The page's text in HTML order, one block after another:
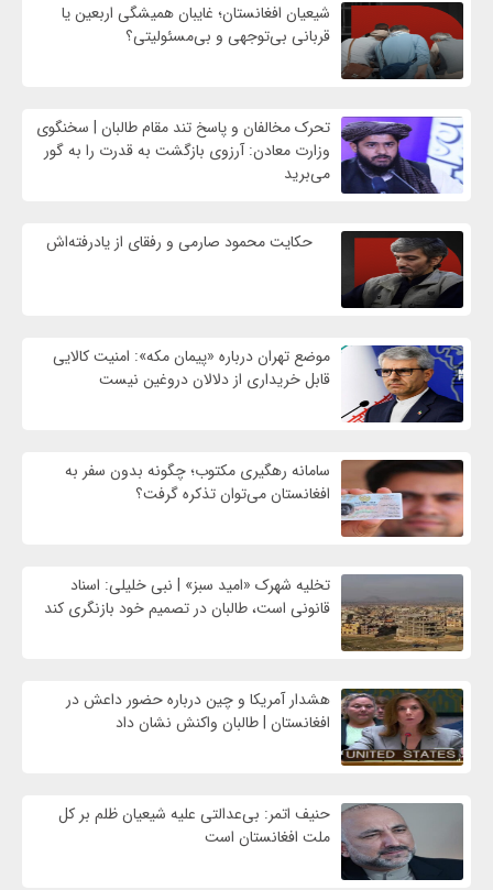
شیعیان افغانستان؛ غایبان همیشگی اربعین یا
قربانی بی‌توجهی و بی‌مسئولیتی؟
تحرک مخالفان و پاسخ تند مقام طالبان | سخنگوی
وزارت معادن: آرزوی بازگشت به قدرت را به گور
می‌برید
حکایت محمود صارمی و رفقای از یادرفته‌اش
موضع تهران درباره «پیمان مکه»: امنیت کالایی
قابل خریداری از دلالان دروغین نیست
سامانه رهگیری مکتوب؛ چگونه بدون سفر به
افغانستان می‌توان تذکره گرفت؟
تخلیه شهرک «امید سبز» | نبی خلیلی: اسناد
قانونی است، طالبان در تصمیم خود بازنگری کند
هشدار آمریکا و چین درباره حضور داعش در
افغانستان | طالبان واکنش نشان داد
حنیف اتمر: بی‌عدالتی علیه شیعیان ظلم بر کل
ملت افغانستان است